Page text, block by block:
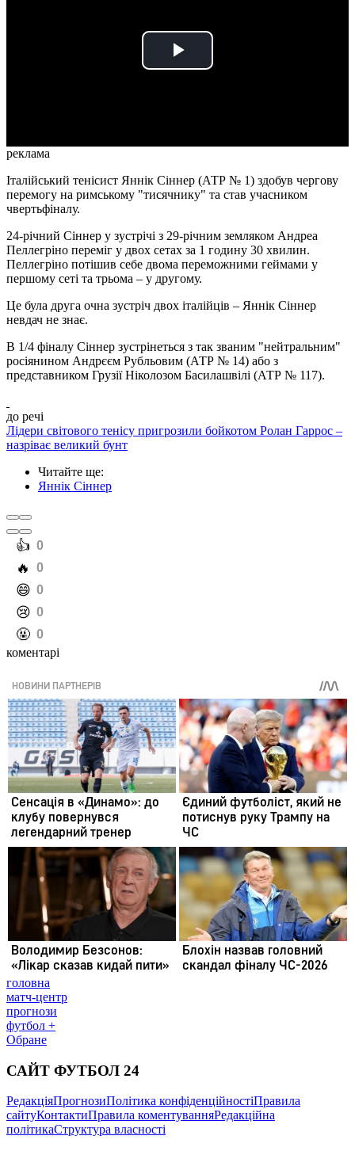
Play
реклама
Італійський тенісист Яннік Сіннер (АТР № 1) здобув чергову
перемогу на римському "тисячнику" та став учасником
чвертьфіналу.
24-річний Сіннер у зустрічі з 29-річним земляком Андреа
Пеллегріно переміг у двох сетах за 1 годину 30 хвилин.
Пеллегріно потішив себе двома переможними геймами у
першому сеті та трьома – у другому.
Це була друга очна зустріч двох італійців – Яннік Сіннер
невдач не знає.
В 1/4 фіналу Сіннер зустрінеться з так званим "нейтральним"
росіянином Андрєєм Рубльовим (АТР № 14) або з
представником Грузії Ніколозом Басилашвілі (АТР № 117).
до речі
Лідери світового тенісу пригрозили бойкотом Ролан Гаррос –
назріває великий бунт
Читайте ще:
Яннік Сіннер
️👍 0
️🔥 0
️😄 0
️😢 0
️🤬 0
коментарі
головна
матч-центр
прогнози
футбол +
Обране
САЙТ ФУТБОЛ 24
РедакціяПрогнозиПолітика конфіденційностіПравила
сайтуКонтактиПравила коментуванняРедакційна
політикаСтруктура власності